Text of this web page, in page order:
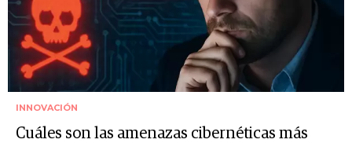
INNOVACIÓN
Cuáles son las amenazas cibernéticas más